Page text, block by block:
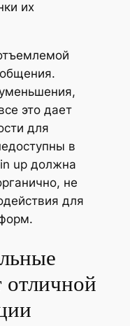
их
это дает
для
в
up должна
не
для